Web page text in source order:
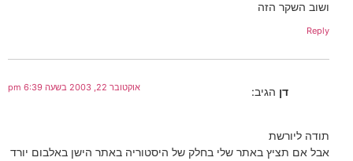
ושוב השקר הזה
Reply
דן הגיב: אוקטובר 22, 2003 בשעה 6:39 pm
תודה ליורשת
אבל אם תציץ באתר שלי בחלק של היסטוריה באתר הישן באלבום יורד